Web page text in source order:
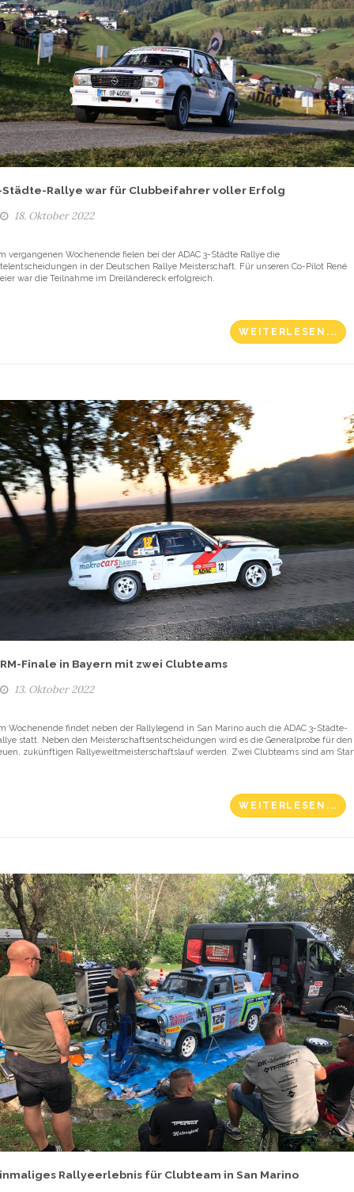
Städte-Rallye war für Clubbeifahrer voller Erfolg
18. Oktober 2022
vergangenen Wochenende fielen bei der ADAC 3-Städte Rallye die
in der Deutschen Rallye Meisterschaft. Für unseren Co-Pilot René
war die Teilnahme im Dreiländereck erfolgreich.
WEITERLESEN...
Finale in Bayern mit zwei Clubteams
13. Oktober 2022
Wochenende findet neben der Rallylegend in San Marino auch die ADAC 3-Städte-
statt. Neben den Meisterschaftsentscheidungen wird es die Generalprobe für den
zukünftigen Rallyeweltmeisterschaftslauf werden. Zwei Clubteams sind am
WEITERLESEN...
Rallyeerlebnis für Clubteam in San Marino